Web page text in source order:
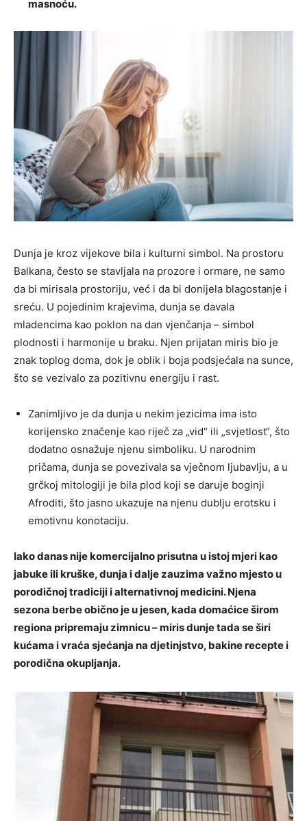
masnoću.
Dunja je kroz vijekove bila i kulturni simbol. Na prostoru
Balkana, često se stavljala na prozore i ormare, ne samo
da bi mirisala prostoriju, već i da bi donijela blagostanje i
sreću. U pojedinim krajevima, dunja se davala
mladencima kao poklon na dan vjenčanja – simbol
plodnosti i harmonije u braku. Njen prijatan miris bio je
znak toplog doma, dok je oblik i boja podsjećala na sunce,
što se vezivalo za pozitivnu energiju i rast.
Zanimljivo je da dunja u nekim jezicima ima isto
korijensko značenje kao riječ za „vid“ ili „svjetlost“, što
dodatno osnažuje njenu simboliku. U narodnim
pričama, dunja se povezivala sa vječnom ljubavlju, a u
grčkoj mitologiji je bila plod koji se daruje boginji
Afroditi, što jasno ukazuje na njenu dublju erotsku i
emotivnu konotaciju.
Iako danas nije komercijalno prisutna u istoj mjeri kao
jabuke ili kruške, dunja i dalje zauzima važno mjesto u
porodičnoj tradiciji i alternativnoj medicini. Njena
sezona berbe obično je u jesen, kada domaćice širom
regiona pripremaju zimnicu – miris dunje tada se širi
kućama i vraća sjećanja na djetinjstvo, bakine recepte i
porodična okupljanja.